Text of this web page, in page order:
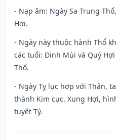
- Nạp âm: Ngày Sa Trung
Hợi.
- Ngày này thuộc hành Thổ
các tuổi: Đinh Mùi và Quý
Thổ.
- Ngày Tỵ lục hợp với Thân,
thành Kim cục. Xung Hợi,
tuyệt Tý.